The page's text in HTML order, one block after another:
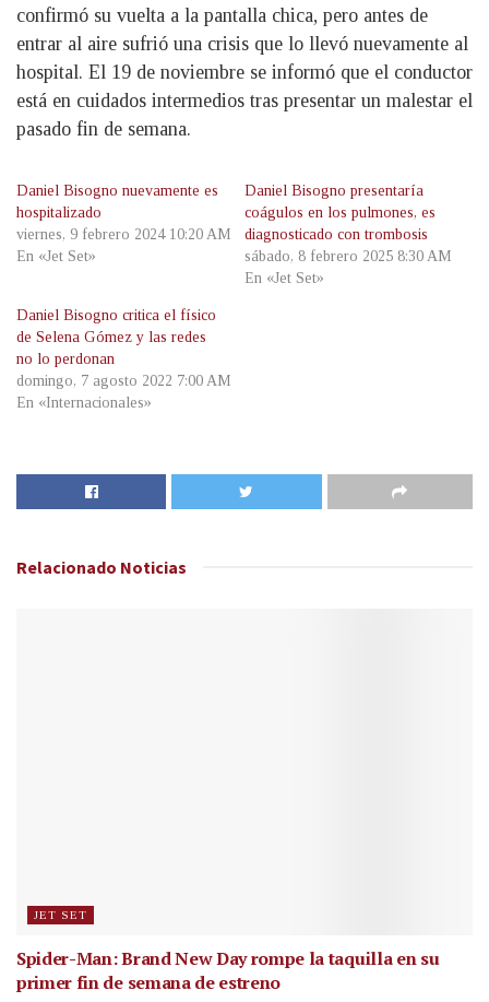
confirmó su vuelta a la pantalla chica, pero antes de
entrar al aire sufrió una crisis que lo llevó nuevamente al
hospital. El 19 de noviembre se informó que el conductor
está en cuidados intermedios tras presentar un malestar el
pasado fin de semana.
Daniel Bisogno nuevamente es
hospitalizado
viernes, 9 febrero 2024 10:20 AM
En «Jet Set»
Daniel Bisogno presentaría
coágulos en los pulmones, es
diagnosticado con trombosis
sábado, 8 febrero 2025 8:30 AM
En «Jet Set»
Daniel Bisogno critica el físico
de Selena Gómez y las redes
no lo perdonan
domingo, 7 agosto 2022 7:00 AM
En «Internacionales»
Relacionado Noticias
JET SET
Spider-Man: Brand New Day rompe la taquilla en su
primer fin de semana de estreno